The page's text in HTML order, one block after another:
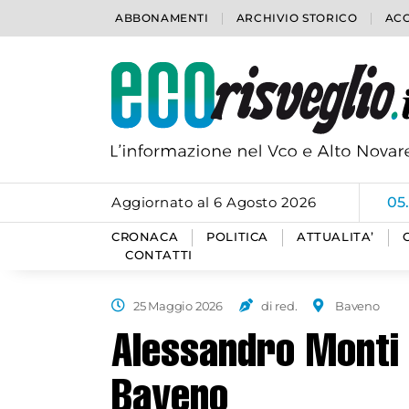
ABBONAMENTI ARCHIVIO STORICO
Aggiornato al 6 Agosto 2026
CRONACA POLITICA ATTUALITA’
CONTATTI
25 Maggio 2026 di red. Baveno
Alessandro